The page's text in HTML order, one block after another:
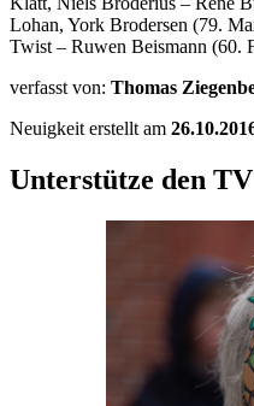
Lohan, York Brodersen (79.
Twist – Ruwen Beismann (60.
verfasst von: Thomas
Neuigkeit erstellt am
Unterstütze den